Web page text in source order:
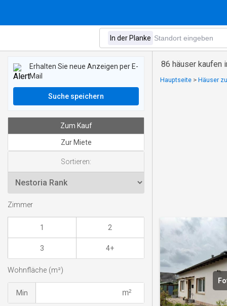
86 häuser kaufen
Hauptseite > Häuser
Erhalten Sie neue Anzeigen per E-
Mail
Suche speichern
Zum Kauf
Zur Miete
Sortieren:
Zimmer
1 2
3 4+
Wohnfläche (m²)
Min